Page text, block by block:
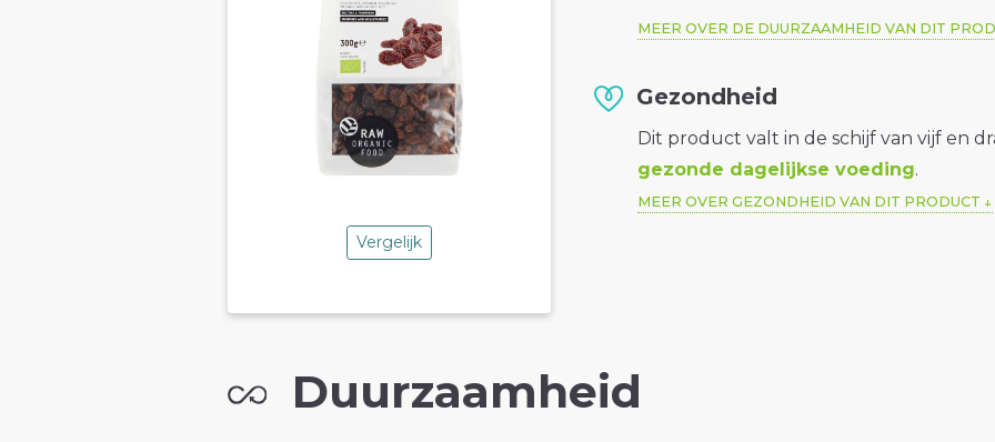
Vergelijk
MEER OVER DE DUURZAAMHEID VAN DIT
Gezondheid
Dit product valt in de schijf van vijf en
gezonde dagelijkse voeding.
MEER OVER GEZONDHEID VAN DIT PRODUCT
Duurzaamheid